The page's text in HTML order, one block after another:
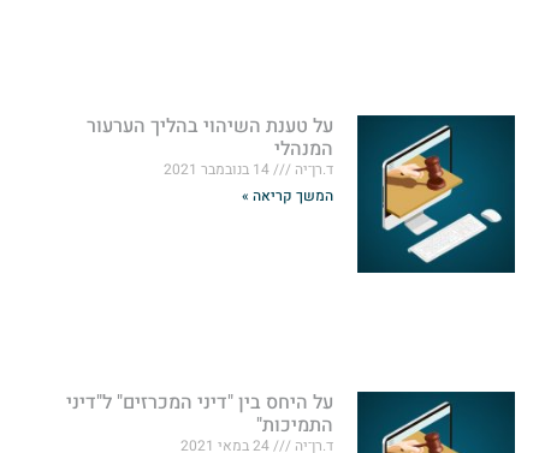
על טענת השיהוי בהליך הערעור
המנהלי
ד.רן־יה
14 בנובמבר 2021
המשך קריאה »
על היחס בין "דיני המכרזים" ל"דיני
התמיכות"
ד.רן־יה 24 במאי 2021